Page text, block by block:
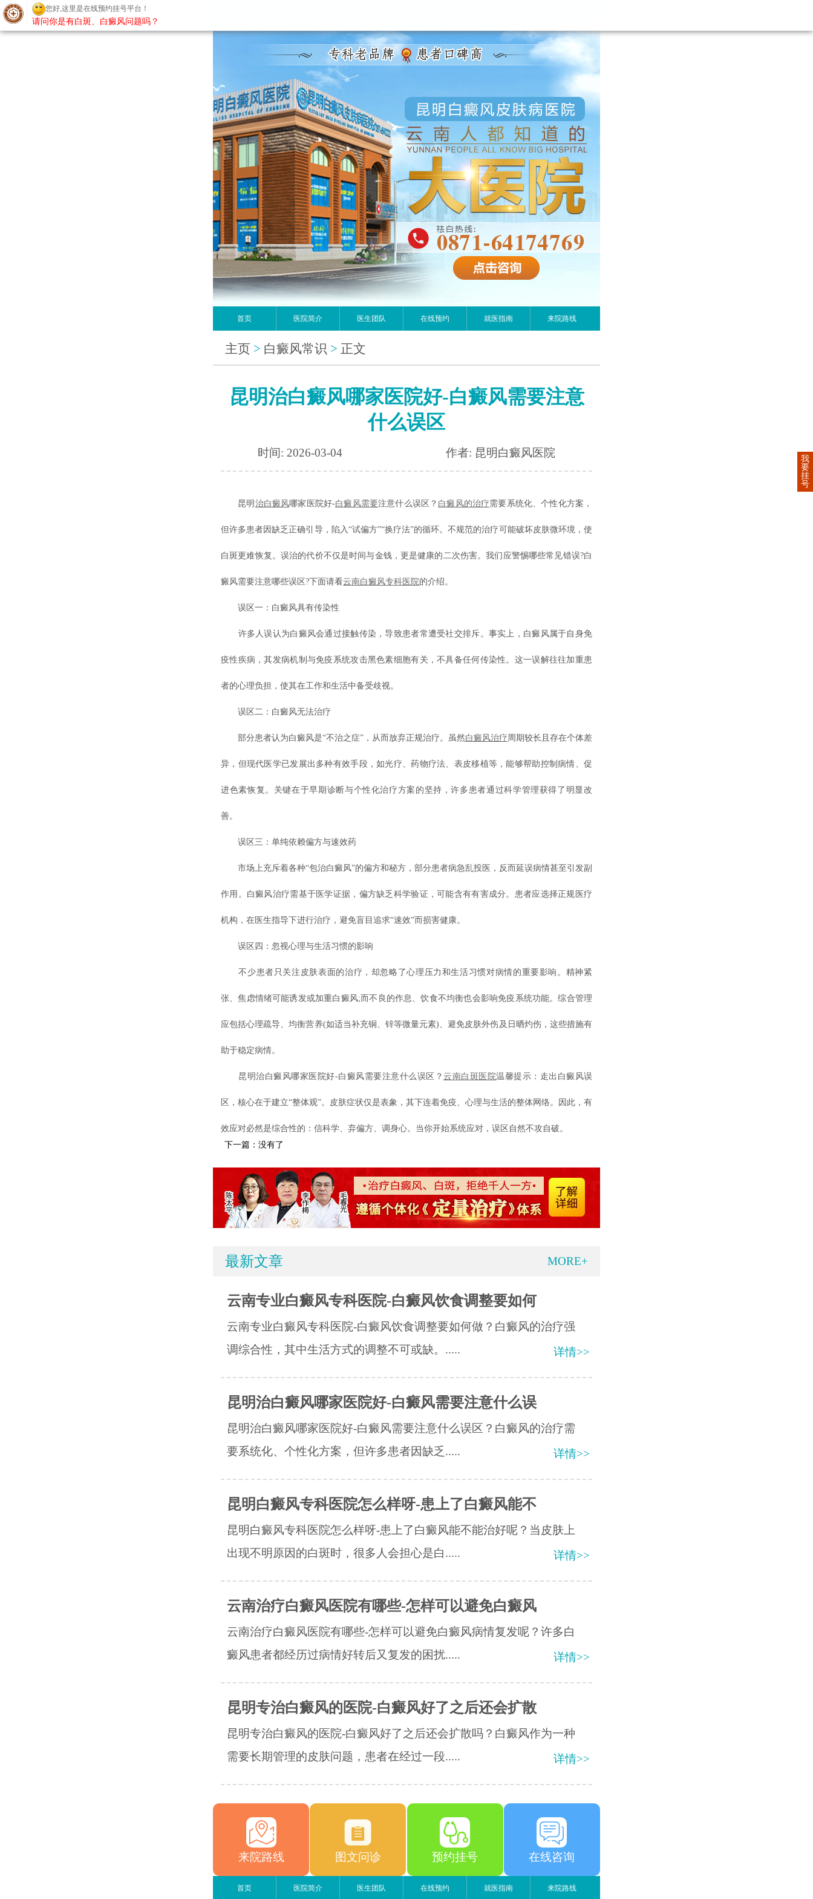
首页 医院简介 医生团队 在线预约 就医指南 来院路线
主页 > 白癜风常识 > 正文
昆明治白癜风哪家医院好-白癜风需要注意
什么误区
时间: 2026-03-04 作者: 昆明白癜风医院
昆明 治白癜风哪家医院好-白癜风需要注意什么误区？ 白癜风的治疗需要系统化、个性化方案，
但许多患者因缺乏正确引导，陷入“试偏方”“换疗法”的循环。不规范的治疗可能破坏皮肤微环境，使
白斑更难恢复。误治的代价不仅是时间与金钱，更是健康的二次伤害。我们应警惕哪些常见错误?白
癜风需要注意哪些误区?下面请看云南白癜风专科医院的介绍。
误区一：白癜风具有传染性
许多人误认为白癜风会通过接触传染，导致患者常遭受社交排斥。事实上，白癜风属于自身免
疫性疾病，其发病机制与免疫系统攻击黑色素细胞有关，不具备任何传染性。这一误解往往加重患
者的心理负担，使其在工作和生活中备受歧视。
误区二：白癜风无法治疗
部分患者认为白癜风是“不治之症”，从而放弃正规治疗。虽然白癜风治疗周期较长且存在个体差
异，但现代医学已发展出多种有效手段，如光疗、药物疗法、表皮移植等，能够帮助控制病情、促
进色素恢复。关键在于早期诊断与个性化治疗方案的坚持，许多患者通过科学管理获得了明显改
善。
误区三：单纯依赖偏方与速效药
市场上充斥着各种“包治白癜风”的偏方和秘方，部分患者病急乱投医，反而延误病情甚至引发副
作用。白癜风治疗需基于医学证据，偏方缺乏科学验证，可能含有有害成分。患者应选择正规医疗
机构，在医生指导下进行治疗，避免盲目追求“速效”而损害健康。
误区四：忽视心理与生活习惯的影响
不少患者只关注皮肤表面的治疗，却忽略了心理压力和生活习惯对病情的重要影响。精神紧
张、焦虑情绪可能诱发或加重白癜风;而不良的作息、饮食不均衡也会影响免疫系统功能。综合管理
应包括心理疏导、均衡营养(如适当补充铜、锌等微量元素)、避免皮肤外伤及日晒灼伤，这些措施有
助于稳定病情。
昆明治白癜风哪家医院好-白癜风需要注意什么误区？ 云南白斑医院温馨提示：走出白癜风误
区，核心在于建立“整体观”。皮肤症状仅是表象，其下连着免疫、心理与生活的整体网络。因此，有
效应对必然是综合性的：信科学、弃偏方、调身心。当你开始系统应对，误区自然不攻自破。
下一篇：没有了
最新文章 MORE+
云南专业白癜风专科医院-白癜风饮食调整要如何
云南专业白癜风专科医院-白癜风饮食调整要如何做？白癜风的治疗强
调综合性，其中生活方式的调整不可或缺。.....
详情>>
昆明治白癜风哪家医院好-白癜风需要注意什么误
昆明治白癜风哪家医院好-白癜风需要注意什么误区？白癜风的治疗需
要系统化、个性化方案，但许多患者因缺乏.....
详情>>
昆明白癜风专科医院怎么样呀-患上了白癜风能不
昆明白癜风专科医院怎么样呀-患上了白癜风能不能治好呢？当皮肤上
出现不明原因的白斑时，很多人会担心是白.....
详情>>
云南治疗白癜风医院有哪些-怎样可以避免白癜风
云南治疗白癜风医院有哪些-怎样可以避免白癜风病情复发呢？许多白
癜风患者都经历过病情好转后又复发的困扰.....
详情>>
昆明专治白癜风的医院-白癜风好了之后还会扩散
昆明专治白癜风的医院-白癜风好了之后还会扩散吗？白癜风作为一种
需要长期管理的皮肤问题，患者在经过一段.....
详情>>
来院路线 图文问诊 预约挂号 在线咨询
首页 医院简介 医生团队 在线预约 就医指南 来院路线
我
要
挂
号
您好,这里是在线预约挂号平台！
请问你是有白斑、白癜风问题吗？